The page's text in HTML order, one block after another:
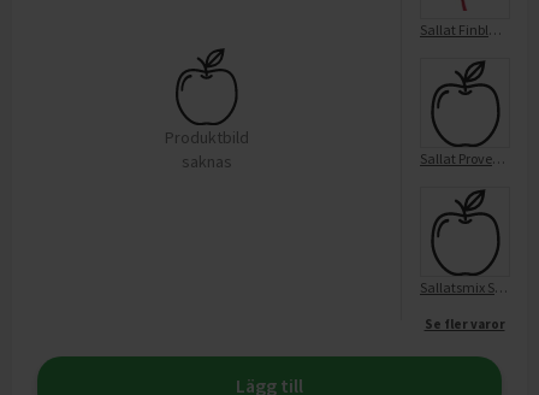
Produktbild
saknas
Sallat Finbladig Sköljd Röd Mangold
Sallat Provensalsk Sköljd XL
Sallatsmix Sköljd
Se fler varor
Lägg till